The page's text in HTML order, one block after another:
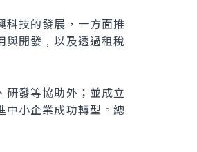
技的發展，一方面推
與開發﹐以及透過租稅
發等協助外；並成立
中小企業成功轉型。總